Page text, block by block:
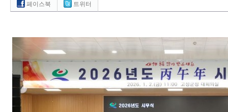
페이스북 트위터